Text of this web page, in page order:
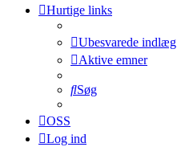
Hurtige links
Ubesvarede indlæg
Aktive emner
Søg
OSS
Log ind